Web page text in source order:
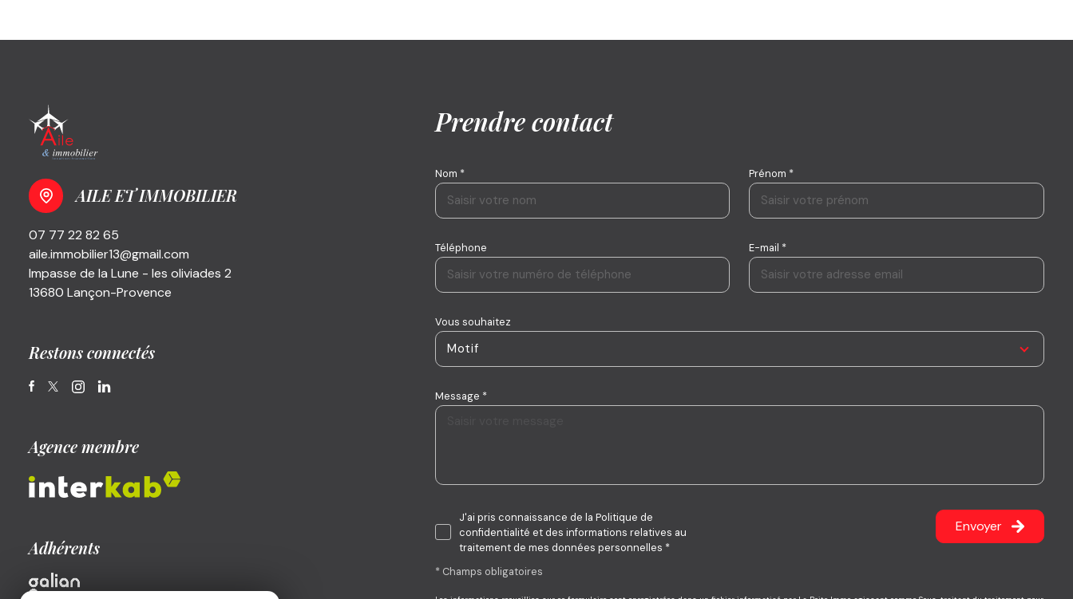
Prendre contact
Nom * Prénom *
Téléphone E-mail *
Vous souhaitez
Motif
Message *
J'ai pris connaissance de la Politique de
confidentialité et des informations relatives au
traitement de mes données personnelles *
* Champs obligatoires
Envoyer
AILE ET IMMOBILIER
07 77 22 82 65
aile.immobilier13@gmail.com
Impasse de la Lune - les oliviades 2
13680 Lançon-Provence
Restons connectés
Agence membre
Adhérents